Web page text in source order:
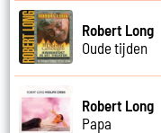
Robert Long
Oude tijden
Robert Long
Papa